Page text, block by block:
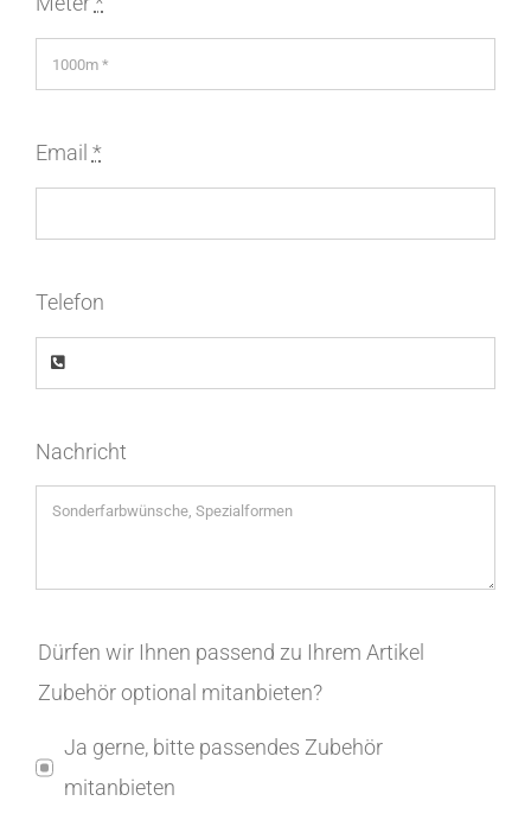
Email *
Telefon
Nachricht
Dürfen wir Ihnen passend zu Ihrem Artikel
Zubehör optional mitanbieten?
Ja gerne, bitte passendes Zubehör
mitanbieten